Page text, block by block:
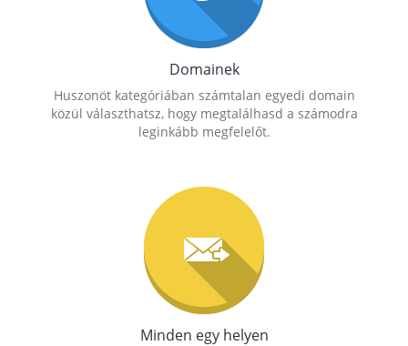
Domainek
Huszonöt kategóriában számtalan egyedi domain
közül választhatsz, hogy megtalálhasd a számodra
leginkább megfelelőt.
Minden egy helyen